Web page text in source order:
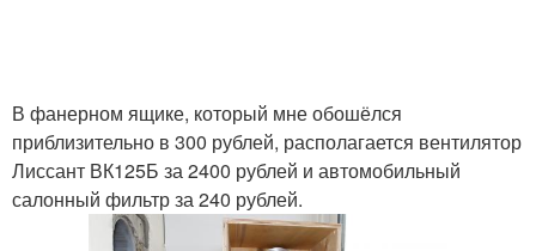
В фанерном ящике, который мне обошёлся
приблизительно в 300 рублей, располагается вентилятор
Лиссант ВК125Б за 2400 рублей и автомобильный
салонный фильтр за 240 рублей.